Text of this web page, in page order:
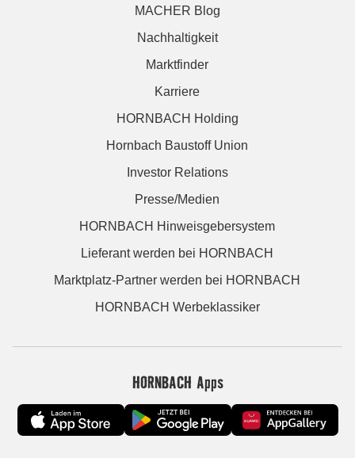
MACHER Blog
Nachhaltigkeit
Marktfinder
Karriere
HORNBACH Holding
Hornbach Baustoff Union
Investor Relations
Presse/Medien
HORNBACH Hinweisgebersystem
Lieferant werden bei HORNBACH
Marktplatz-Partner werden bei HORNBACH
HORNBACH Werbeklassiker
HORNBACH Apps